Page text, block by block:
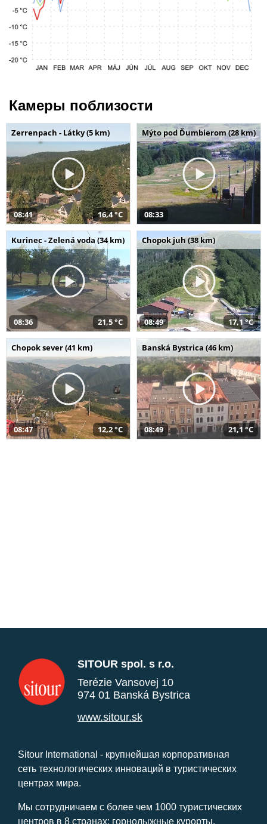
Камеры поблизости
Zerrenpach - Látky (5 km)
08:41 16,4 °C
Mýto pod Ďumbierom (28 km)
08:33
Kurinec - Zelená voda (34 km)
08:36 21,5 °C
Chopok juh (38 km)
08:49 17,1 °C
Chopok sever (41 km)
08:47 12,2 °C
Banská Bystrica (46 km)
08:49 21,1 °C
SITOUR spol. s r.o.
Terézie Vansovej 10
974 01 Banská Bystrica
www.sitour.sk
Sitour International - крупнейшая корпоративная
сеть технологических инноваций в туристических
центрах мира.
Мы сотрудничаем с более чем 1000 туристических
центров в 8 странах: горнолыжные курорты,